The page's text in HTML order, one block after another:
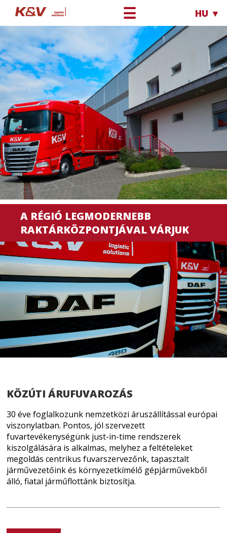
☰ HU ▼
A RÉGIÓ LEGMODERNEBB
RAKTÁRKÖZPONTJÁVAL VÁRJUK
KÖZÚTI ÁRUFUVAROZÁS
30 éve foglalkozunk nemzetközi áruszállítással európai
viszonylatban. Pontos, jól szervezett
fuvartevékenységünk just-in-time rendszerek
kiszolgálására is alkalmas, melyhez a feltételeket
megoldás centrikus fuvarszervezőnk, tapasztalt
járművezetőink és környezetkímélő gépjárművekből
álló, fiatal járműflottánk biztosítja.